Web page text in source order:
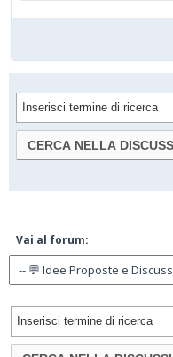
Vai al forum: